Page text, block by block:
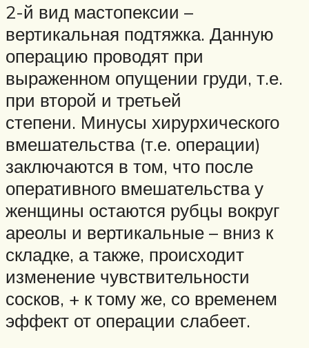
2-й вид мастопексии –
вертикальная подтяжка. Данную
операцию проводят при
выраженном опущении груди, т.е.
при второй и третьей
степени. Минусы хирурхического
вмешательства (т.е. операции)
заключаются в том, что после
оперативного вмешательства у
женщины остаются рубцы вокруг
ареолы и вертикальные – вниз к
складке, а также, происходит
изменение чувствительности
сосков, + к тому же, со временем
эффект от операции слабеет.